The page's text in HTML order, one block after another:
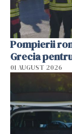
Pompierii
Grecia
01 AUGUST 2026